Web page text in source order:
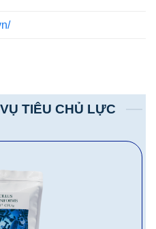
TIÊU CHỦ LỰC